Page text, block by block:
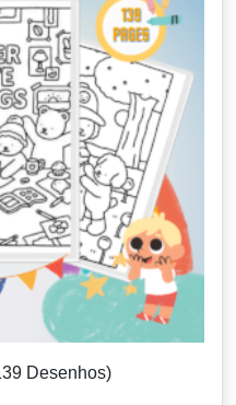
Desenhos)